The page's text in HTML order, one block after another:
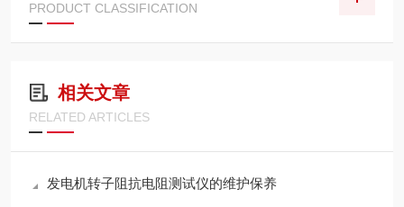
PRODUCT CLASSIFICATION
相关文章
RELATED ARTICLES
发电机转子阻抗电阻测试仪的维护保养